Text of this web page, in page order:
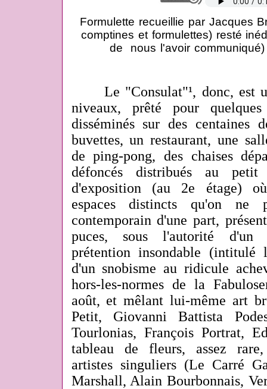
Formulette recueillie par Jacques
comptines et formulettes) resté
de nous l'avoir
Le "Consulat"¹, donc, est
niveaux, prêté pour
disséminés sur des centaines
buvettes, un restaurant, une
de ping-pong, des chaises
défoncés distribués au petit
d'exposition (au 2e étage)
espaces distincts qu'on ne
contemporain d'une part,
puces, sous l'autorité d'un
prétention insondable (intitulé
d'un snobisme au ridicule
hors-les-normes de la
août, et mêlant lui-même art
Petit, Giovanni Battista
Tourlonias, François Portrat,
tableau de fleurs, assez
artistes singuliers (Le Carré
Marshall, Alain Bourbonnais,